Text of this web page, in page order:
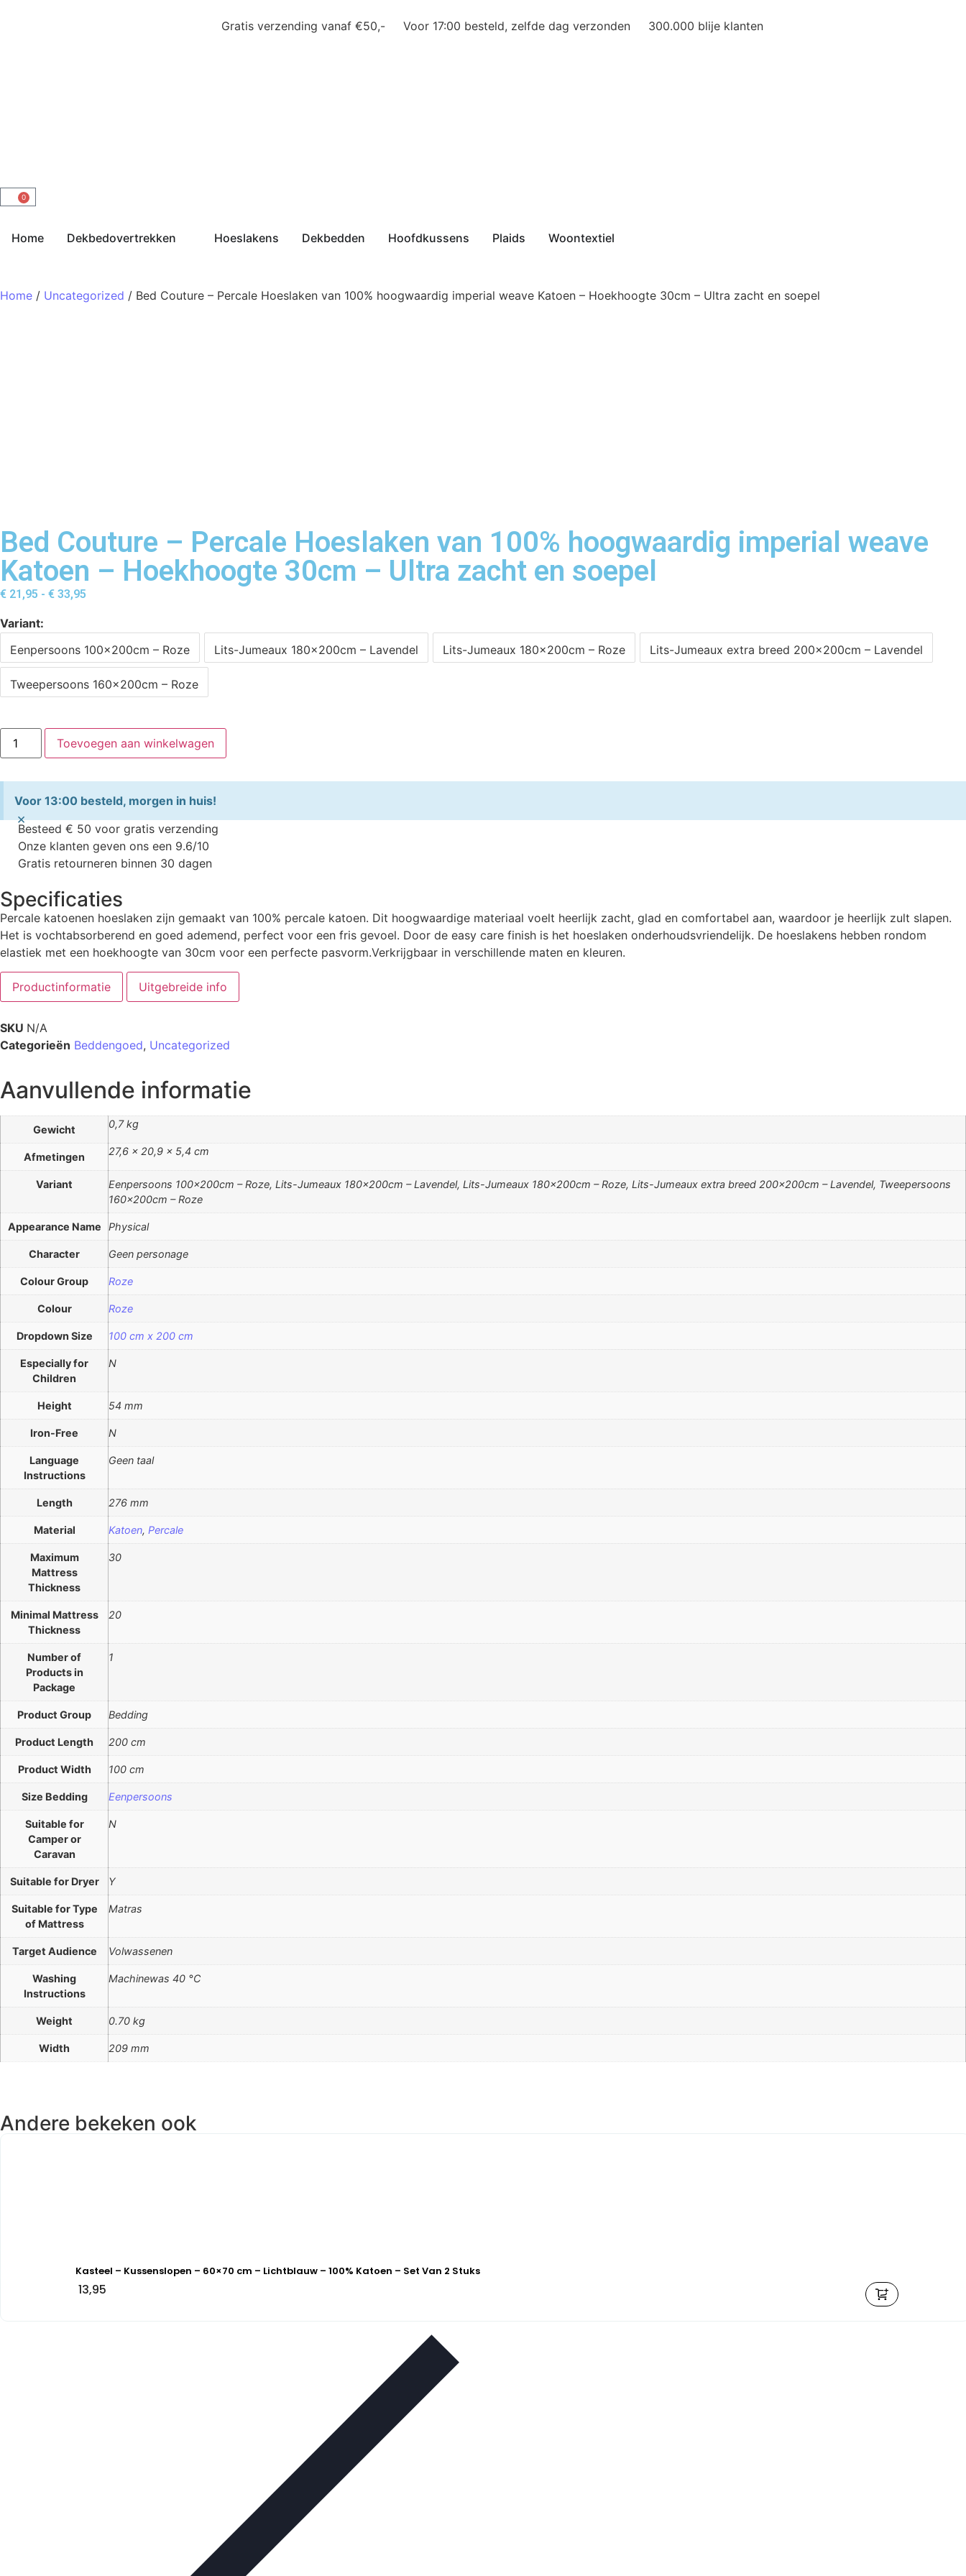
Gratis verzending vanaf €50,- Voor 17:00 besteld, zelfde dag verzonden 300.000 blije klanten
0
Home Dekbedovertrekken Hoeslakens Dekbedden Hoofdkussens Plaids Woontextiel
Home / Uncategorized / Bed Couture – Percale Hoeslaken van 100% hoogwaardig imperial weave Katoen – Hoekhoogte 30cm – Ultra zacht en soepel
Bed Couture – Percale Hoeslaken van 100% hoogwaardig imperial weave
Katoen – Hoekhoogte 30cm – Ultra zacht en soepel
€ 21,95 - € 33,95
Variant
Eenpersoons 100x200cm – Roze
Lits-Jumeaux 180x200cm – Lavendel Lits-Jumeaux 180x200cm – Roze Lits-Jumeaux extra breed 200x200cm – Lavendel
Tweepersoons 160x200cm – Roze
Toevoegen aan winkelwagen
Voor 13:00 besteld, morgen in huis!
×
Besteed € 50 voor gratis verzending
Onze klanten geven ons een 9.6/10
Gratis retourneren binnen 30 dagen
Specificaties
Percale katoenen hoeslaken zijn gemaakt van 100% percale katoen. Dit hoogwaardige materiaal voelt heerlijk zacht, glad en comfortabel aan, waardoor je heerlijk zult slapen.
Het is vochtabsorberend en goed ademend, perfect voor een fris gevoel. Door de easy care finish is het hoeslaken onderhoudsvriendelijk. De hoeslakens hebben rondom
elastiek met een hoekhoogte van 30cm voor een perfecte pasvorm.Verkrijgbaar in verschillende maten en kleuren.
Productinformatie Uitgebreide info
SKU N/A
Categorieën Beddengoed, Uncategorized
Aanvullende informatie
Gewicht 0,7 kg
Afmetingen 27,6 × 20,9 × 5,4 cm
Variant
Eenpersoons 100x200cm – Roze, Lits-Jumeaux 180x200cm – Lavendel, Lits-Jumeaux 180x200cm – Roze, Lits-Jumeaux extra breed 200x200cm – Lavendel, Tweepersoons
160x200cm – Roze
Appearance Name Physical
Character Geen personage
Colour Group Roze
Colour Roze
Dropdown Size 100 cm x 200 cm
Especially for
Children
N
Height 54 mm
Iron-Free N
Language
Instructions
Geen taal
Length 276 mm
Material Katoen, Percale
Maximum
Mattress
Thickness
30
Minimal Mattress
Thickness
20
Number of
Products in
Package
1
Product Group Bedding
Product Length 200 cm
Product Width 100 cm
Size Bedding Eenpersoons
Suitable for
Camper or
Caravan
N
Suitable for Dryer Y
Suitable for Type
of Mattress
Matras
Target Audience Volwassenen
Washing
Instructions
Machinewas 40 °C
Weight 0.70 kg
Width 209 mm
Andere bekeken ook
Kasteel – Kussenslopen – 60×70 cm – Lichtblauw – 100% Katoen – Set Van 2 Stuks
13,95